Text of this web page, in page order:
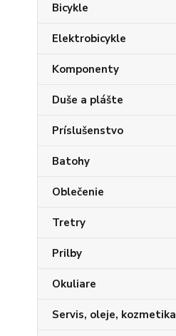
Bicykle
Elektrobicykle
Komponenty
Duše a plášte
Príslušenstvo
Batohy
Oblečenie
Tretry
Prilby
Okuliare
Servis, oleje, kozmetika